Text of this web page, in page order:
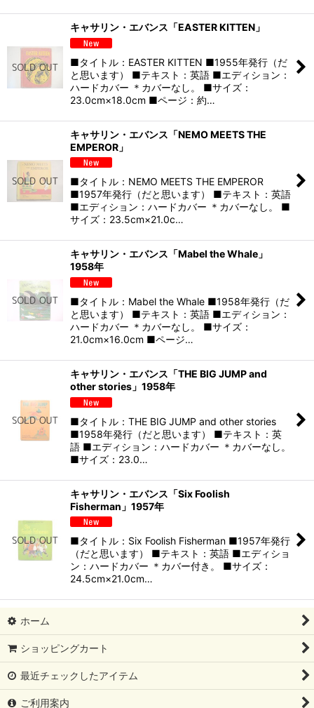
キャサリン・エバンス「EASTER KITTEN」
■タイトル：EASTER KITTEN ■1955年発行（だ
と思います） ■テキスト：英語 ■エディション：
ハードカバー ＊カバーなし。 ■サイズ：
23.0cm×18.0cm ■ページ：約…
キャサリン・エバンス「NEMO MEETS THE
EMPEROR」
■タイトル：NEMO MEETS THE EMPEROR
■1957年発行（だと思います） ■テキスト：英語
■エディション：ハードカバー ＊カバーなし。 ■
サイズ：23.5cm×21.0c…
キャサリン・エバンス「Mabel the Whale」
1958年
■タイトル：Mabel the Whale ■1958年発行（だ
と思います） ■テキスト：英語 ■エディション：
ハードカバー ＊カバーなし。 ■サイズ：
21.0cm×16.0cm ■ページ…
キャサリン・エバンス「THE BIG JUMP and
other stories」1958年
■タイトル：THE BIG JUMP and other stories
■1958年発行（だと思います） ■テキスト：英
語 ■エディション：ハードカバー ＊カバーなし。
■サイズ：23.0…
キャサリン・エバンス「Six Foolish
Fisherman」1957年
■タイトル：Six Foolish Fisherman ■1957年発行
（だと思います） ■テキスト：英語 ■エディショ
ン：ハードカバー ＊カバー付き。 ■サイズ：
24.5cm×21.0cm…
ホーム
ショッピングカート
最近チェックしたアイテム
ご利用案内